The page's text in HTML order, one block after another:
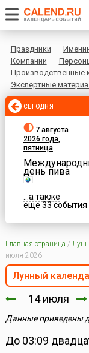
Праздники
Компании
Производственные
Экспертные
СЕГОДНЯ
7 августа
2026 года,
пятница
день пива
...а также
еще 33 события
Главная страница /
июля 2026
Лунный
14 июля
Данные приведены
До 03:09